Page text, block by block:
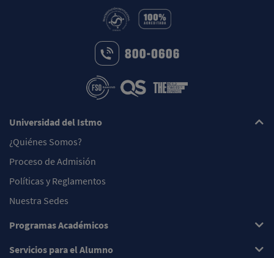
Universidad del Istmo
¿Quiénes Somos?
Proceso de Admisión
Políticas y Reglamentos
Nuestra Sedes
Programas Académicos
Servicios para el Alumno